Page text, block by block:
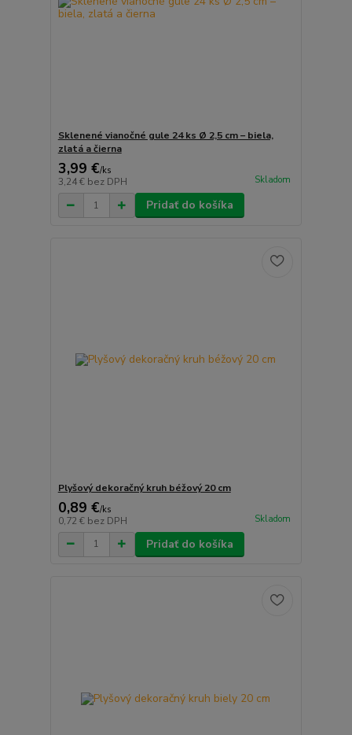
Sklenené vianočné gule 24 ks Ø 2,5 cm – biela,
zlatá a čierna
3,99 €/ks
3,24 € bez DPH Skladom
Pridať do košíka
Plyšový dekoračný kruh béžový 20 cm
0,89 €/ks
0,72 € bez DPH Skladom
Pridať do košíka